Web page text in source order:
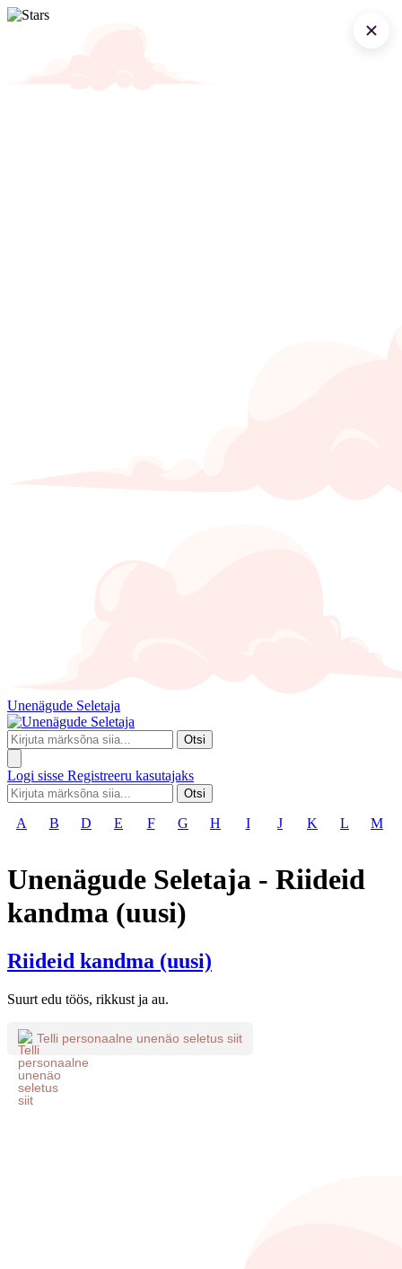
Unenägude Seletaja
Otsi
Logi sisse Registreeru kasutajaks
Otsi
A B D E F G H I J K L M
Unenägude Seletaja - Riideid
kandma (uusi)
Riideid kandma (uusi)
Suurt edu töös, rikkust ja au.
Telli personaalne unenäo seletus siit